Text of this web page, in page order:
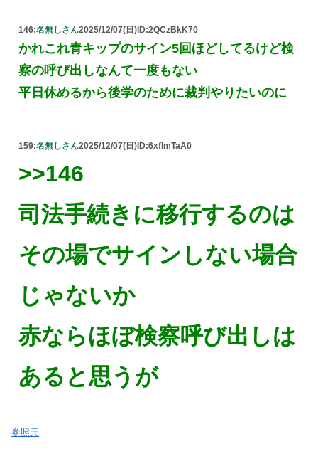
146:名無しさん2025/12/07(日)ID:2QCzBkK70
かれこれ青キップのサイン5回ほどしてるけど検
察の呼び出しなんて一度もない
平日休めるから後学のために裁判やりたいのに
159:名無しさん2025/12/07(日)ID:6xflmTaA0
>>146
司法手続きに移行するのは
その場でサインしない場合
じゃないか
赤ならほぼ検察呼び出しは
あると思うが
参照元